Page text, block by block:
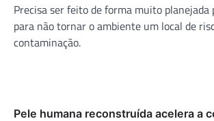
Precisa ser feito de forma muito planejada
para não tornar o ambiente um local de
contaminação.
Pele humana reconstruída acelera a